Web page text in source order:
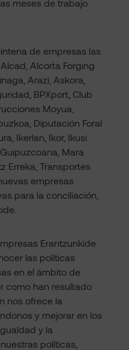
meses de trabajo
de empresas las
Alcorta Forging
Arazi, Askora,
BPXport, Club
Moyua,
Diputación Foral
Ikerlan, Ikor, Ikusi
Mara
Erreka, Transportes
empresas
para la conciliación,
Erantzunkide
las políticas
en el ámbito de
como han resultado
nos ofrece la
y mejorar en los
y la
políticas,